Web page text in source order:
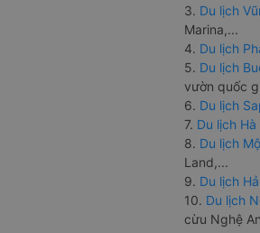
3. Du lịch
Marina,...
4. Du lịch
5. Du lịch
vườn quốc
6. Du lịch
7. Du lịch Hà
8. Du lịch
Land,...
9. Du lịch
10. Du lịch
cừu Nghệ